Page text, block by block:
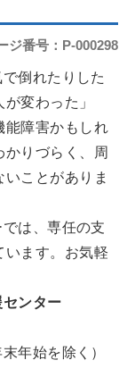
ジ番号：P-000298
倒れたりした
変わった」
能障害かもしれ
かりづらく、周
ことがありま
は、専任の支
います。お気軽
ンター
年始を除く）